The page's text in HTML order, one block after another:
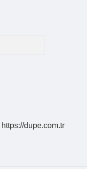
https://dupe.com.tr